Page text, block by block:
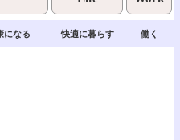
になる 快適に暮らす 働く